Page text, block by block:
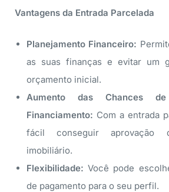
Vantagens da Entrada Parcelada
Planejamento Financeiro:
as suas finanças e evitar um
orçamento inicial.
Aumento das Chances
Financiamento: Com a entrada
fácil conseguir aprovação
imobiliário.
Flexibilidade: Você pode
de pagamento para o seu perfil.